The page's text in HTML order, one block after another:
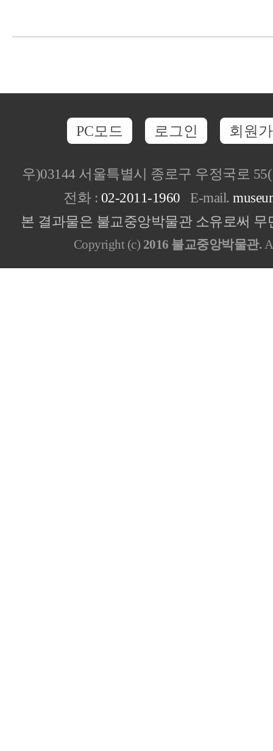
PC모드 로그인 회원
우)03144 서울특별시 종로구 우정국로
전화 : 02-2011-1960 E-mail.
본 결과물은 불교중앙박물관 소유로써
Copyright (c) 2016 불교중앙박물관.